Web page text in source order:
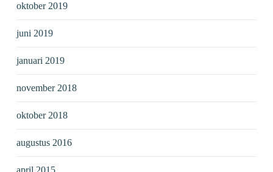
oktober 2019
juni 2019
januari 2019
november 2018
oktober 2018
augustus 2016